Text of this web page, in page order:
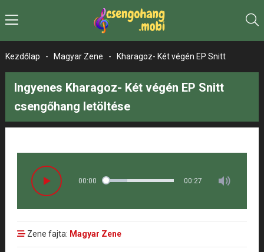
Kezdőlap - Magyar Zene - Kharagoz- Két végén EP Snitt
Ingyenes Kharagoz- Két végén EP Snitt
csengőhang letöltése
00:00 00:27
Zene fajta: Magyar Zene